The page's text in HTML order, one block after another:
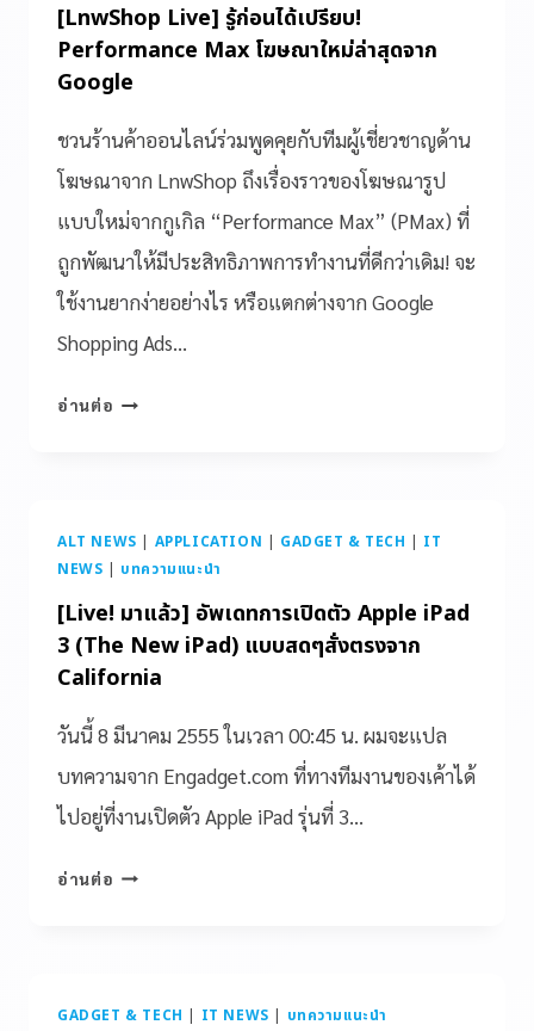
[LnwShop Live] รู้ก่อนได้เปรียบ!
Performance Max โฆษณาใหม่ล่าสุดจาก
Google
ชวนร้านค้าออนไลน์ร่วมพูดคุยกับทีมผู้เชี่ยวชาญด้าน
โฆษณาจาก LnwShop ถึงเรื่องราวของโฆษณารูป
แบบใหม่จากกูเกิล “Performance Max” (PMax) ที่
ถูกพัฒนาให้มีประสิทธิภาพการทำงานที่ดีกว่าเดิม! จะ
ใช้งานยากง่ายอย่างไร หรือแตกต่างจาก Google
Shopping Ads…
อ่านต่อ
ALT NEWS | APPLICATION | GADGET & TECH | IT
NEWS | บทความแนะนำ
[Live! มาแล้ว] อัพเดทการเปิดตัว Apple iPad
3 (The New iPad) แบบสดๆสั่งตรงจาก
California
วันนี้ 8 มีนาคม 2555 ในเวลา 00:45 น. ผมจะแปล
บทความจาก Engadget.com ที่ทางทีมงานของเค้าได้
ไปอยู่ที่งานเปิดตัว Apple iPad รุ่นที่ 3…
อ่านต่อ
GADGET & TECH | IT NEWS | บทความแนะนำ